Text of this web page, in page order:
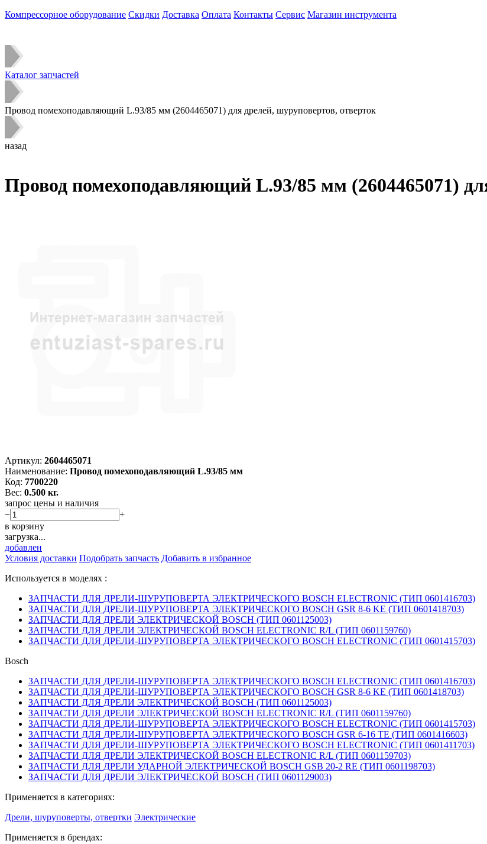
Компрессорное оборудование Скидки Доставка Оплата Контакты Сервис Магазин инструмента
Каталог запчастей
Провод помехоподавляющий L.93/85 мм (2604465071) для дрелей, шуруповертов, отверток
назад
Провод помехоподавляющий L.93/85 мм (2604465071)
Артикул: 2604465071
Наименование: Провод помехоподавляющий L.93/85 мм
Код: 7700220
Вес: 0.500 кг.
запрос цены и наличия
−
+
в корзину
загрузка...
добавлен
Условия доставки Подобрать запчасть Добавить в избранное
Используется в моделях :
ЗАПЧАСТИ ДЛЯ ДРЕЛИ-ШУРУПОВЕРТА ЭЛЕКТРИЧЕСКОГО BOSCH ELECTRONIC (ТИП 0601416703)
ЗАПЧАСТИ ДЛЯ ДРЕЛИ-ШУРУПОВЕРТА ЭЛЕКТРИЧЕСКОГО BOSCH GSR 8-6 KE (ТИП 0601418703)
ЗАПЧАСТИ ДЛЯ ДРЕЛИ ЭЛЕКТРИЧЕСКОЙ BOSCH (ТИП 0601125003)
ЗАПЧАСТИ ДЛЯ ДРЕЛИ ЭЛЕКТРИЧЕСКОЙ BOSCH ELECTRONIC R/L (ТИП 0601159760)
ЗАПЧАСТИ ДЛЯ ДРЕЛИ-ШУРУПОВЕРТА ЭЛЕКТРИЧЕСКОГО BOSCH ELECTRONIC (ТИП 0601415703)
Bosch
ЗАПЧАСТИ ДЛЯ ДРЕЛИ-ШУРУПОВЕРТА ЭЛЕКТРИЧЕСКОГО BOSCH ELECTRONIC (ТИП 0601416703)
ЗАПЧАСТИ ДЛЯ ДРЕЛИ-ШУРУПОВЕРТА ЭЛЕКТРИЧЕСКОГО BOSCH GSR 8-6 KE (ТИП 0601418703)
ЗАПЧАСТИ ДЛЯ ДРЕЛИ ЭЛЕКТРИЧЕСКОЙ BOSCH (ТИП 0601125003)
ЗАПЧАСТИ ДЛЯ ДРЕЛИ ЭЛЕКТРИЧЕСКОЙ BOSCH ELECTRONIC R/L (ТИП 0601159760)
ЗАПЧАСТИ ДЛЯ ДРЕЛИ-ШУРУПОВЕРТА ЭЛЕКТРИЧЕСКОГО BOSCH ELECTRONIC (ТИП 0601415703)
ЗАПЧАСТИ ДЛЯ ДРЕЛИ-ШУРУПОВЕРТА ЭЛЕКТРИЧЕСКОГО BOSCH GSR 6-16 TE (ТИП 0601416603)
ЗАПЧАСТИ ДЛЯ ДРЕЛИ-ШУРУПОВЕРТА ЭЛЕКТРИЧЕСКОГО BOSCH ELECTRONIC (ТИП 0601411703)
ЗАПЧАСТИ ДЛЯ ДРЕЛИ ЭЛЕКТРИЧЕСКОЙ BOSCH ELECTRONIC R/L (ТИП 0601159703)
ЗАПЧАСТИ ДЛЯ ДРЕЛИ УДАРНОЙ ЭЛЕКТРИЧЕСКОЙ BOSCH GSB 20-2 RE (ТИП 0601198703)
ЗАПЧАСТИ ДЛЯ ДРЕЛИ ЭЛЕКТРИЧЕСКОЙ BOSCH (ТИП 0601129003)
Применяется в категориях:
Дрели, шуруповерты, отвертки Электрические
Применяется в брендах: